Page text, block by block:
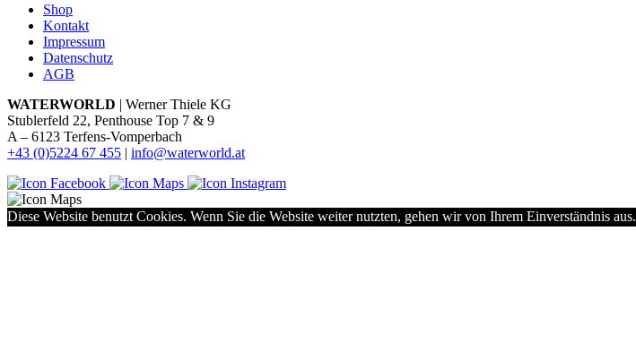
Shop
Kontakt
Impressum
Datenschutz
AGB
WATERWORLD | Werner Thiele KG
Stublerfeld 22, Penthouse Top 7 & 9
A – 6123 Terfens-Vomperbach
+43 (0)5224 67 455 | info@waterworld.at
Diese Website benutzt Cookies. Wenn Sie die Website weiter nutzten, gehen wir von Ihrem Einverständnis aus.